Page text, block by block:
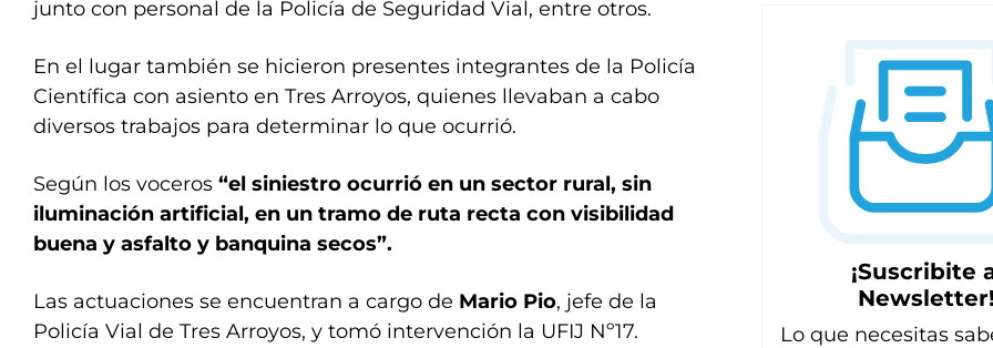
junto con personal de la Policía de Seguridad Vial, entre otros.
En el lugar también se hicieron presentes integrantes de la Policía
Científica con asiento en Tres Arroyos, quienes llevaban a cabo
diversos trabajos para determinar lo que ocurrió.
Según los voceros “el siniestro ocurrió en un sector rural, sin
iluminación artificial, en un tramo de ruta recta con visibilidad
buena y asfalto y banquina secos”.
Las actuaciones se encuentran a cargo de Mario Pio, jefe de la
Policía Vial de Tres Arroyos, y tomó intervención la UFIJ Nº17.
¡Suscribite
Newsletter!
Lo que necesitas